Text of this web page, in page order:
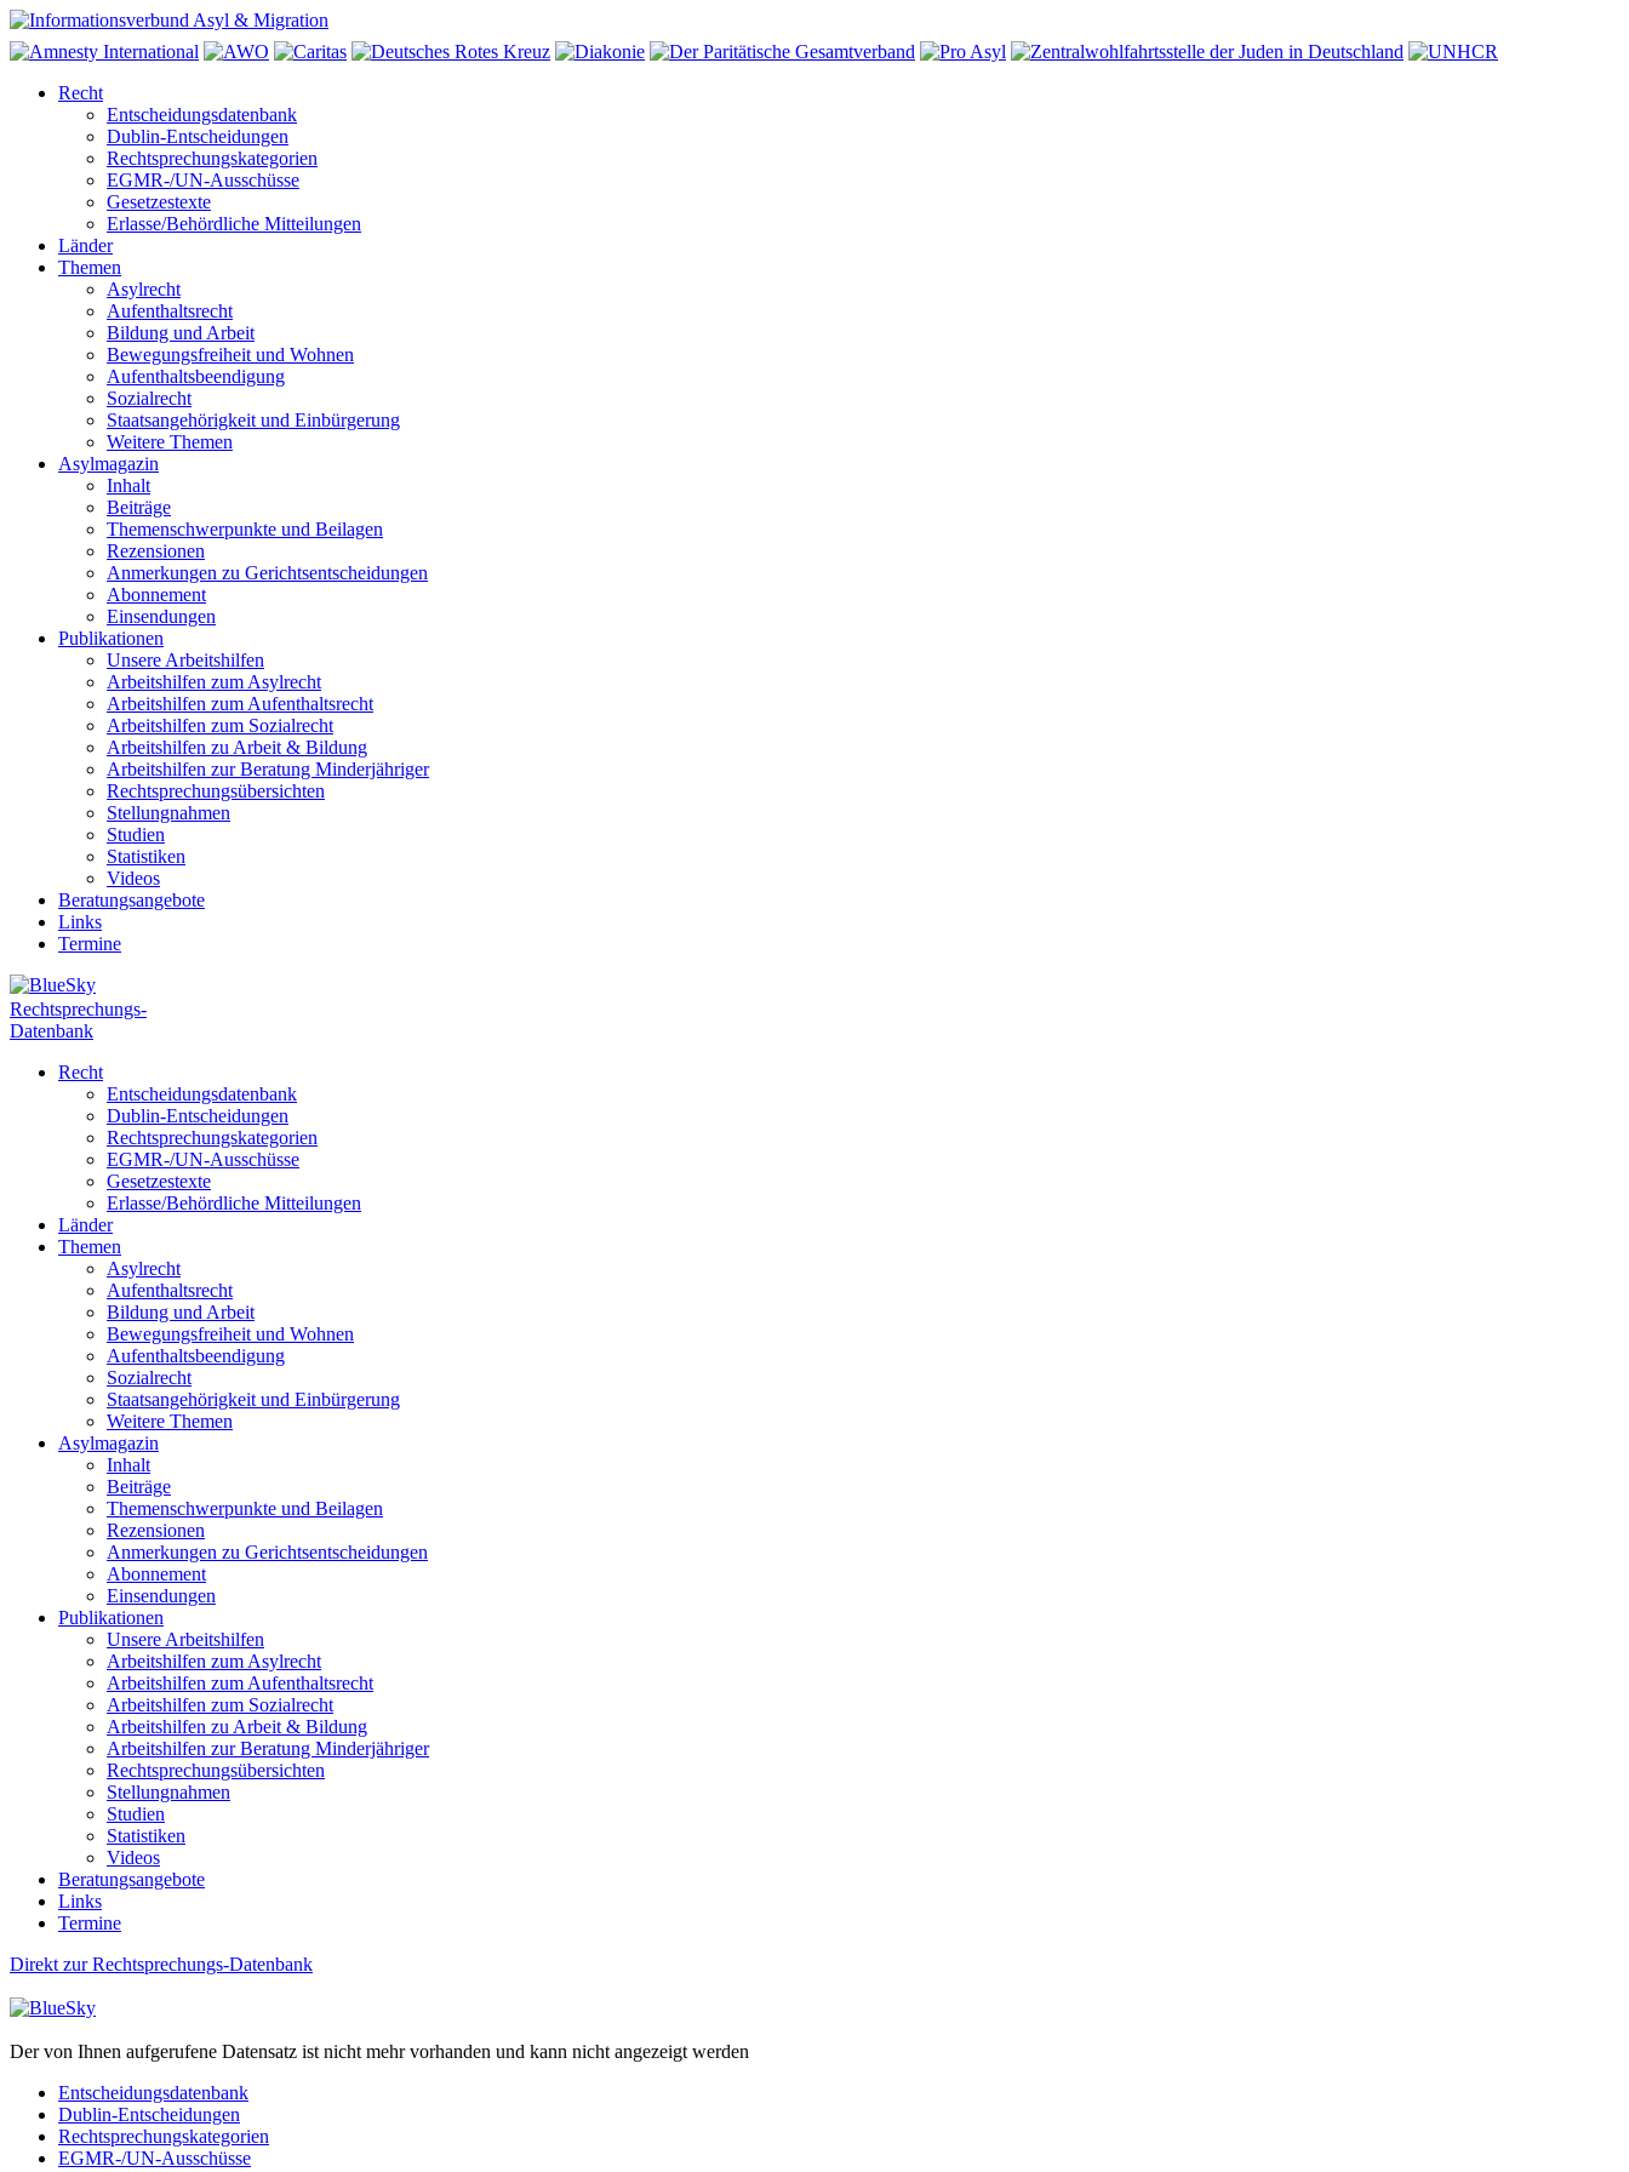
Recht
Entscheidungsdatenbank
Dublin-Entscheidungen
Rechtsprechungskategorien
EGMR-/UN-Ausschüsse
Gesetzestexte
Erlasse/Behördliche Mitteilungen
Länder
Themen
Asylrecht
Aufenthaltsrecht
Bildung und Arbeit
Bewegungsfreiheit und Wohnen
Aufenthaltsbeendigung
Sozialrecht
Staatsangehörigkeit und Einbürgerung
Weitere Themen
Asylmagazin
Inhalt
Beiträge
Themenschwerpunkte und Beilagen
Rezensionen
Anmerkungen zu Gerichtsentscheidungen
Abonnement
Einsendungen
Publikationen
Unsere Arbeitshilfen
Arbeitshilfen zum Asylrecht
Arbeitshilfen zum Aufenthaltsrecht
Arbeitshilfen zum Sozialrecht
Arbeitshilfen zu Arbeit & Bildung
Arbeitshilfen zur Beratung Minderjähriger
Rechtsprechungsübersichten
Stellungnahmen
Studien
Statistiken
Videos
Beratungsangebote
Links
Termine
Rechtsprechungs-
Datenbank
Recht
Entscheidungsdatenbank
Dublin-Entscheidungen
Rechtsprechungskategorien
EGMR-/UN-Ausschüsse
Gesetzestexte
Erlasse/Behördliche Mitteilungen
Länder
Themen
Asylrecht
Aufenthaltsrecht
Bildung und Arbeit
Bewegungsfreiheit und Wohnen
Aufenthaltsbeendigung
Sozialrecht
Staatsangehörigkeit und Einbürgerung
Weitere Themen
Asylmagazin
Inhalt
Beiträge
Themenschwerpunkte und Beilagen
Rezensionen
Anmerkungen zu Gerichtsentscheidungen
Abonnement
Einsendungen
Publikationen
Unsere Arbeitshilfen
Arbeitshilfen zum Asylrecht
Arbeitshilfen zum Aufenthaltsrecht
Arbeitshilfen zum Sozialrecht
Arbeitshilfen zu Arbeit & Bildung
Arbeitshilfen zur Beratung Minderjähriger
Rechtsprechungsübersichten
Stellungnahmen
Studien
Statistiken
Videos
Beratungsangebote
Links
Termine
Direkt zur Rechtsprechungs-Datenbank
Der von Ihnen aufgerufene Datensatz ist nicht mehr vorhanden und kann nicht angezeigt werden
Entscheidungsdatenbank
Dublin-Entscheidungen
Rechtsprechungskategorien
EGMR-/UN-Ausschüsse